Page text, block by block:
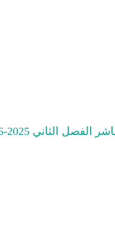
2026 أ محمد أبو الحجاج